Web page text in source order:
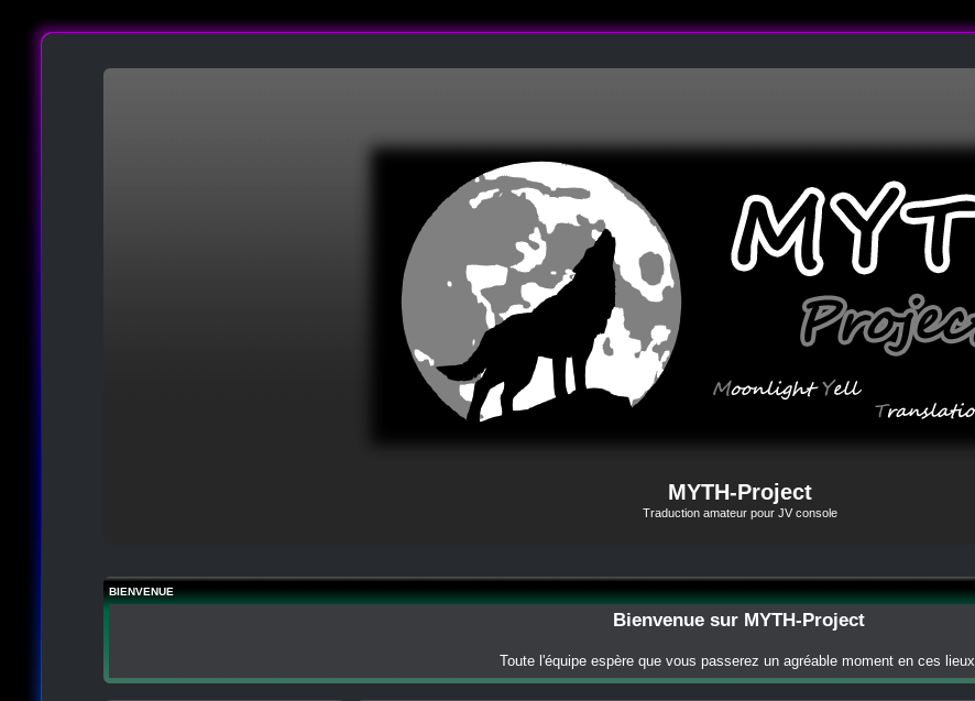
MYTH-Project
Traduction amateur pour JV console
BIENVENUE
Bienvenue sur MYTH-Project
Toute l'équipe espère que vous passerez un agréable moment en ces lieux.